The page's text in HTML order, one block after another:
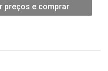
preços e comprar